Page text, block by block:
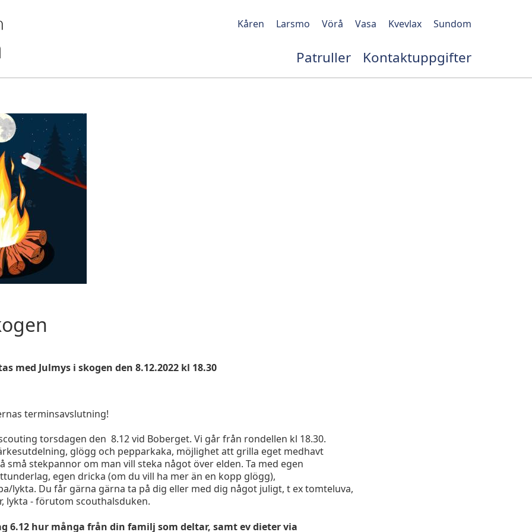
Kåren Larsmo Vörå Vasa Kvevlax Sundom
Patruller Kontaktuppgifter
med Julmys i skogen den 8.12.2022 kl 18.30
terminsavslutning!
torsdagen den 8.12 vid Boberget. Vi går från rondellen kl 18.30.
glögg och pepparkaka, möjlighet att grilla eget medhavt
små stekpannor om man vill steka något över elden. Ta med egen
egen dricka (om du vill ha mer än en kopp glögg),
lykta. Du får gärna gärna ta på dig eller med dig något juligt, t ex tomteluva,
lykta - förutom scouthalsduken.
6.12 hur många från din familj som deltar, samt ev dieter via